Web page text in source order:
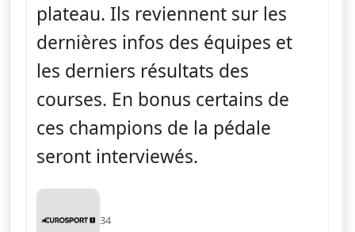
plateau. Ils reviennent sur les
dernières infos des équipes et
les derniers résultats des
courses. En bonus certains de
ces champions de la pédale
seront interviewés.
34